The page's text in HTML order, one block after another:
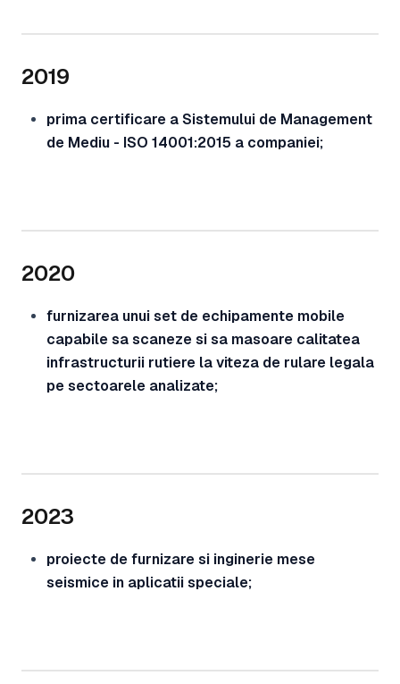
2019
prima certificare a Sistemului de Management
de Mediu - ISO 14001:2015 a companiei;
2020
furnizarea unui set de echipamente mobile
capabile sa scaneze si sa masoare calitatea
infrastructurii rutiere la viteza de rulare legala
pe sectoarele analizate;
2023
proiecte de furnizare si inginerie mese
seismice in aplicatii speciale;